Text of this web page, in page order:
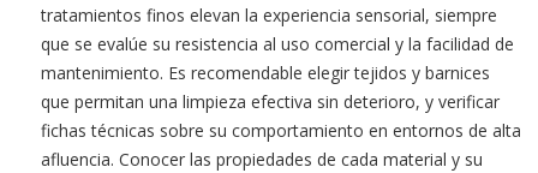
tratamientos finos elevan la experiencia sensorial, siempre
que se evalúe su resistencia al uso comercial y la facilidad de
mantenimiento. Es recomendable elegir tejidos y barnices
que permitan una limpieza efectiva sin deterioro, y verificar
fichas técnicas sobre su comportamiento en entornos de alta
afluencia. Conocer las propiedades de cada material y su